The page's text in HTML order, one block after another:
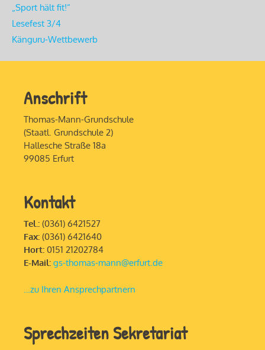
„Sport hält fit!“
Lesefest 3/4
Känguru-Wettbewerb
Anschrift
Thomas-Mann-Grundschule
(Staatl. Grundschule 2)
Hallesche Straße 18a
99085 Erfurt
Kontakt
Tel.: (0361) 6421527
Fax: (0361) 6421640
Hort: 0151 21202784
E-Mail: gs-thomas-mann@erfurt.de
…zu Ihren Ansprechpartnern
Sprechzeiten Sekretariat